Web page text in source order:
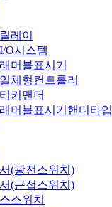
레이
O시스템
머블표시기
체형컨트롤러
커맨더
머블표시기핸디타입
(광전스위치)
(근접스위치)
스위치